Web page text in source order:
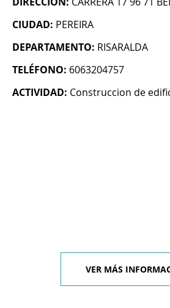
CIUDAD: PEREIRA
DEPARTAMENTO: RISARALDA
TELÉFONO: 6063204757
ACTIVIDAD: Construccion de
VER MÁS